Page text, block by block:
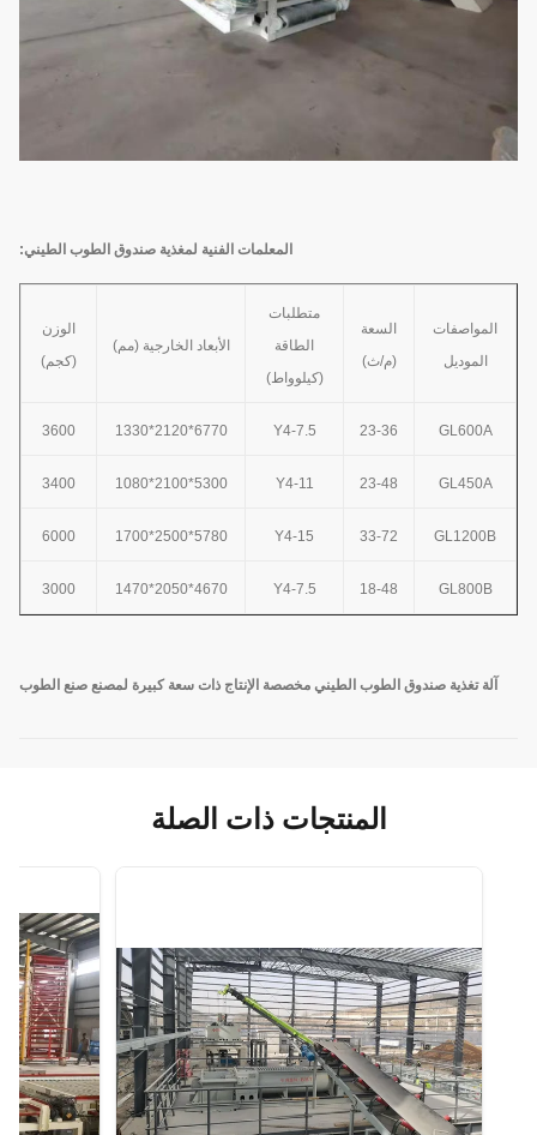
المعلمات الفنية لمغذية صندوق الطوب الطيني:
المواصفات
الموديل
السعة
(م/ث)
متطلبات
الطاقة
(كيلوواط)
الأبعاد الخارجية (مم)
الوزن
(كجم)
GL600A
23-36
Y4-7.5
6770*2120*1330
3600
GL450A
23-48
Y4-11
5300*2100*1080
3400
GL1200B
33-72
Y4-15
5780*2500*1700
6000
GL800B
18-48
Y4-7.5
4670*2050*1470
3000
آلة تغذية صندوق الطوب الطيني مخصصة الإنتاج ذات سعة كبيرة لمصنع صنع الطوب
المنتجات ذات الصلة